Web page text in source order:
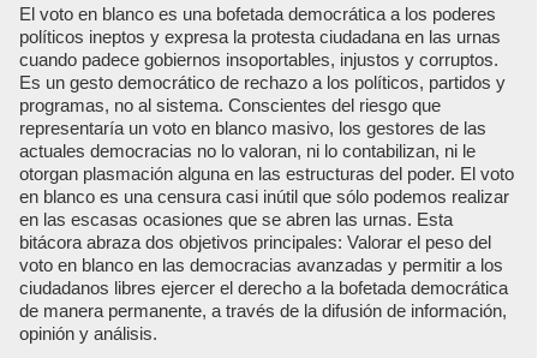
El voto en blanco es una bofetada democrática a los poderes
políticos ineptos y expresa la protesta ciudadana en las urnas
cuando padece gobiernos insoportables, injustos y corruptos.
Es un gesto democrático de rechazo a los políticos, partidos y
programas, no al sistema. Conscientes del riesgo que
representaría un voto en blanco masivo, los gestores de las
actuales democracias no lo valoran, ni lo contabilizan, ni le
otorgan plasmación alguna en las estructuras del poder. El voto
en blanco es una censura casi inútil que sólo podemos realizar
en las escasas ocasiones que se abren las urnas. Esta
bitácora abraza dos objetivos principales: Valorar el peso del
voto en blanco en las democracias avanzadas y permitir a los
ciudadanos libres ejercer el derecho a la bofetada democrática
de manera permanente, a través de la difusión de información,
opinión y análisis.